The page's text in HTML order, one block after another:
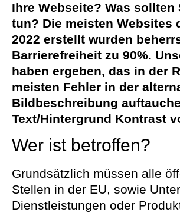
Ihre Webseite? Was sollten
tun? Die meisten Websites
2022 erstellt wurden
Barrierefreiheit zu 90%.
haben ergeben, das in der
meisten Fehler in der
Bildbeschreibung
Text/Hintergrund Kontrast
Wer ist betroffen?
Grundsätzlich müssen alle
Stellen in der EU, sowie
Dienstleistungen oder